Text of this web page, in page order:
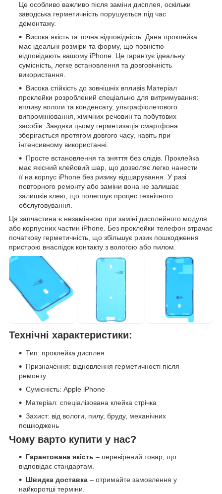
Це особливо важливо після заміни дисплея, оскільки
заводська герметичність порушується під час
демонтажу.
Висока якість та точна відповідність. Дана проклейка
має ідеальні розміри та форму, що повністю
відповідають вашому iPhone. Це гарантує ідеальну
сумісність, легке встановлення та довговічність
використання.
Висока стійкість до зовнішніх впливів Матеріал
проклейки розроблений спеціально для витримування:
впливу вологи та конденсату, ультрафіолетового
випромінювання, хімічних речовин та побутових
засобів. Завдяки цьому герметизація смартфона
зберігається протягом довгого часу, навіть при
інтенсивному використанні.
Просте встановлення та зняття без слідів. Проклейка
має якісний клейовий шар, що дозволяє легко нанести
її на корпус iPhone без ризику відшарування. У разі
повторного ремонту або заміни вона не залишає
залишків клею, що полегшує процес технічного
обслуговування.
Ця запчастина є незамінною при заміні дисплейного модуля
або корпусних частин iPhone. Без проклейки телефон втрачає
початкову герметичність, що збільшує ризик пошкодження
пристрою внаслідок контакту з вологою або пилом.
Технічні характеристики:
Тип: проклейка дисплея
Призначення: відновлення герметичності після
ремонту
Сумісність: Apple iPhone
Матеріал: спеціалізована клейка стрічка
Захист: від вологи, пилу, бруду, механічних
пошкоджень
Чому варто купити у нас?
Гарантована якість – перевірений товар, що
відповідає стандартам.
Швидка доставка – отримайте замовлення у
найкоротші терміни.